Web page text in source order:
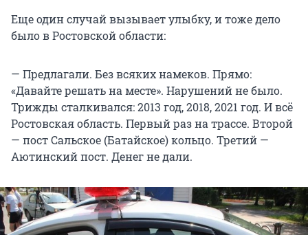
Еще один случай вызывает улыбку, и тоже дело
было в Ростовской области:
— Предлагали. Без всяких намеков. Прямо:
«Давайте решать на месте». Нарушений не было.
Трижды сталкивался: 2013 год, 2018, 2021 год. И всё
Ростовская область. Первый раз на трассе. Второй
— пост Сальское (Батайское) кольцо. Третий —
Аютинский пост. Денег не дали.